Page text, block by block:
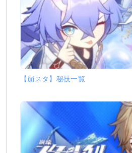
【崩スタ】秘技一覧